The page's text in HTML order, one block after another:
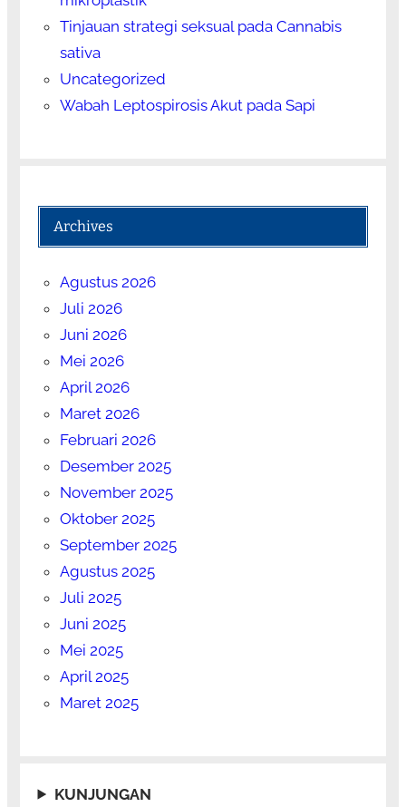
Tinjauan strategi seksual pada Cannabis
sativa
Uncategorized
Wabah Leptospirosis Akut pada Sapi
Archives
Agustus 2026
Juli 2026
Juni 2026
Mei 2026
April 2026
Maret 2026
Februari 2026
Desember 2025
November 2025
Oktober 2025
September 2025
Agustus 2025
Juli 2025
Juni 2025
Mei 2025
April 2025
Maret 2025
KUNJUNGAN